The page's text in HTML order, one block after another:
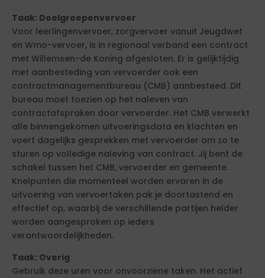
Taak: Doelgroepenvervoer
Voor leerlingenvervoer, zorgvervoer vanuit Jeugdwet
en Wmo-vervoer, is in regionaal verband een contract
met Willemsen-de Koning afgesloten. Er is gelijktijdig
met aanbesteding van vervoerder ook een
contractmanagementbureau (CMB) aanbesteed. Dit
bureau moet toezien op het naleven van
contractafspraken door vervoerder. Het CMB verwerkt
alle binnengekomen uitvoeringsdata en klachten en
voert dagelijks gesprekken met vervoerder om zo te
sturen op volledige naleving van contract. Jij bent de
schakel tussen het CMB, vervoerder en gemeente.
Knelpunten die momenteel worden ervaren in de
uitvoering van vervoertaken pak je doortastend en
effectief op, waarbij de verschillende partijen helder
worden aangesproken op ieders
verantwoordelijkheden.
Taak: Overig
Gebruik deze uren voor onvoorziene taken. Het actief